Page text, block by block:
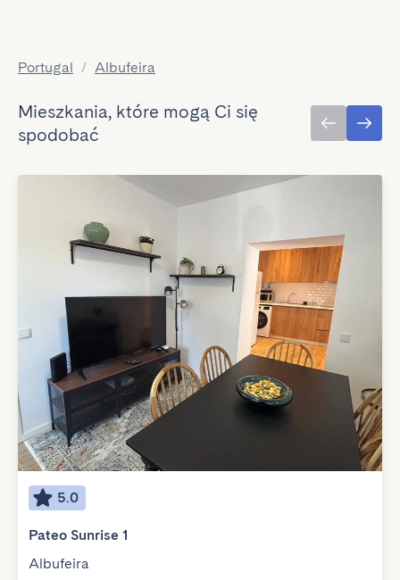
Portugal / Albufeira
Mieszkania, które mogą Ci się
spodobać
5.0
Pateo Sunrise 1
Albufeira